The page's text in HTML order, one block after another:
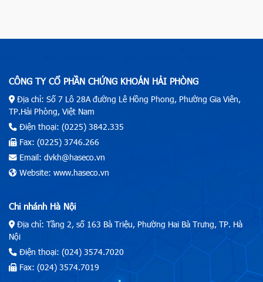
CÔNG TY CỔ PHẦN CHỨNG KHOÁN HẢI PHÒNG
Địa chỉ: Số 7 Lô 28A đường Lê Hồng Phong, Phường Gia Viên,
TP.Hải Phòng, Việt Nam
Điện thoại: (0225) 3842.335
Fax: (0225) 3746.266
Email: dvkh@haseco.vn
Website: www.haseco.vn
Chi nhánh Hà Nội
Địa chỉ: Tầng 2, số 163 Bà Triệu, Phường Hai Bà Trưng, TP. Hà
Nội
Điện thoại: (024) 3574.7020
Fax: (024) 3574.7019